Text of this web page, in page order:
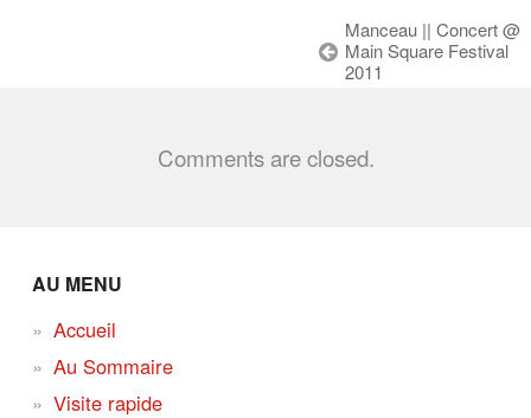
Manceau || Concert @
Main Square Festival
2011
Comments are closed.
AU MENU
Accueil
Au Sommaire
Visite rapide